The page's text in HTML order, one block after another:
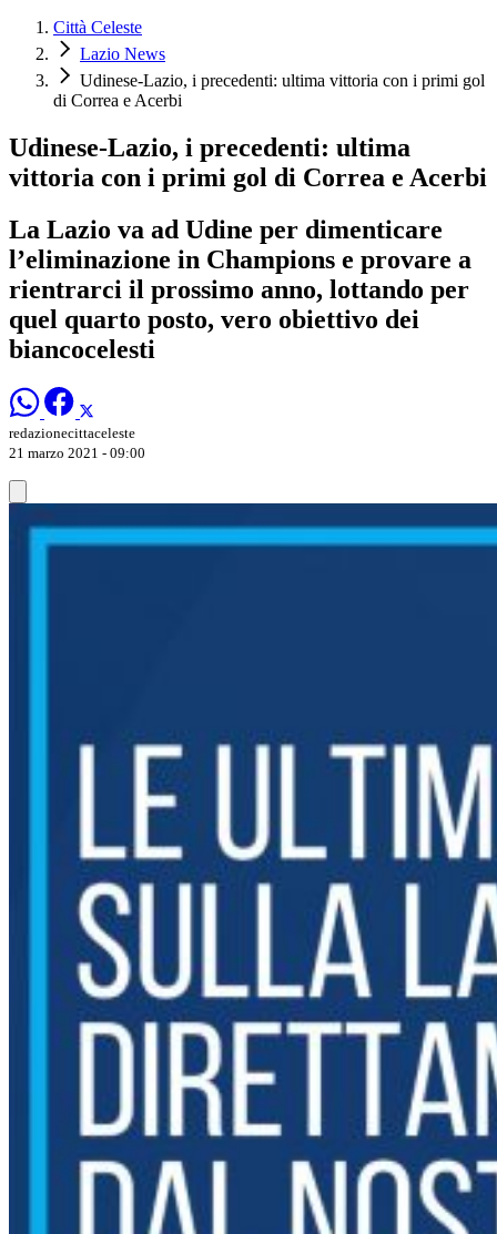
Città Celeste
Lazio News
Udinese-Lazio, i precedenti: ultima vittoria con i primi gol
di Correa e Acerbi
Udinese-Lazio, i precedenti: ultima
vittoria con i primi gol di Correa e Acerbi
La Lazio va ad Udine per dimenticare
l’eliminazione in Champions e provare a
rientrarci il prossimo anno, lottando per
quel quarto posto, vero obiettivo dei
biancocelesti
redazionecittaceleste
21 marzo 2021 - 09:00